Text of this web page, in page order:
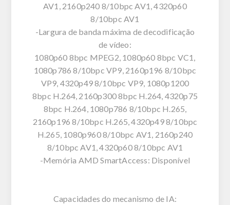
AV1, 2160p240 8/10bpc AV1, 4320p60
8/10bpc AV1
-Largura de banda máxima de decodificação
de vídeo:
1080p60 8bpc MPEG2, 1080p60 8bpc VC1,
1080p786 8/10bpc VP9, 2160p196 8/10bpc
VP9, 4320p49 8/10bpc VP9, 1080p1200
8bpc H.264, 2160p300 8bpc H.264, 4320p75
8bpc H.264, 1080p786 8/10bpc H.265,
2160p196 8/10bpc H.265, 4320p49 8/10bpc
H.265, 1080p960 8/10bpc AV1, 2160p240
8/10bpc AV1, 4320p60 8/10bpc AV1
-Memória AMD SmartAccess: Disponível
Capacidades do mecanismo de IA: